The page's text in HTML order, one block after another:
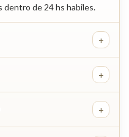
dentro de 24 hs habiles.
+
+
+